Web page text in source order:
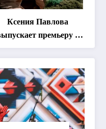
Ксения Павлова
премьеру о
дружбе сурка и